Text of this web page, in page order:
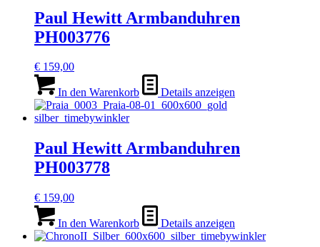
Paul Hewitt Armbanduhren
PH003776
€ 159,00
In den Warenkorb Details anzeigen
Paul Hewitt Armbanduhren
PH003778
€ 159,00
In den Warenkorb Details anzeigen